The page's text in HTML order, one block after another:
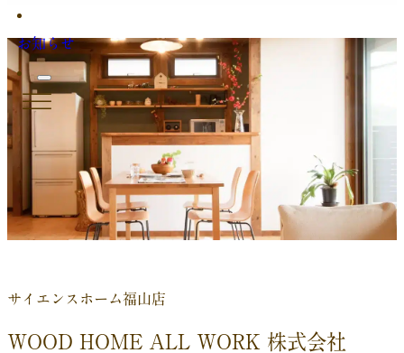
お知らせ
サイエンスホーム福山店
WOOD HOME ALL WORK 株式会社